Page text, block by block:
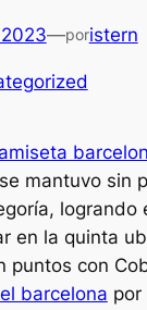
—poristern
mantuvo sin
logrando
en la quinta
puntos con
barcelona por